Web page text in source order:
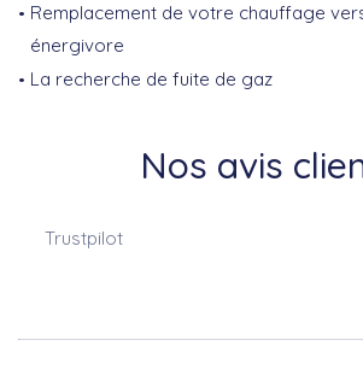
Remplacement de votre chauffage
énergivore
La recherche de fuite de gaz
Nos avis
Trustpilot